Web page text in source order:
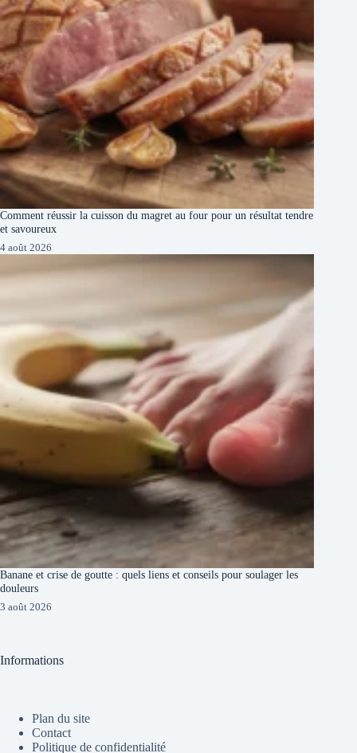
Comment réussir la cuisson du magret au four pour un résultat tendre
et savoureux
4 août 2026
Banane et crise de goutte : quels liens et conseils pour soulager les
douleurs
3 août 2026
Informations
Plan du site
Contact
Politique de confidentialité